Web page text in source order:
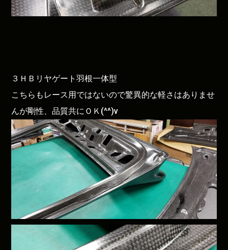
３ＨＢリヤゲート羽根一体型
こちらもレース用ではないので驚異的な軽さはありませ
んが剛性、品質共にＯＫ(^^)v